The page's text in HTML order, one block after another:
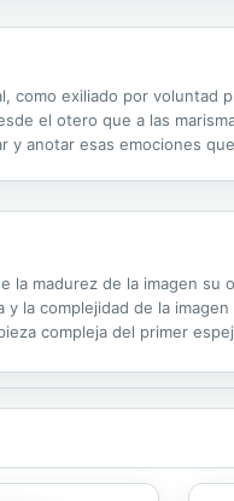
como exiliado por
el otero que a las
y anotar esas emociones
la madurez de la imagen
la complejidad de la
compleja del primer